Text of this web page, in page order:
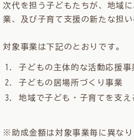
次代を担う子どもたちが、地域
業、及び子育て支援の新たな担
対象事業は下記のとおりです。
子どもの主体的な活動応援事
子どもの居場所づくり事業
地域で子ども・子育てを支え
※助成金額は対象事業毎に異な